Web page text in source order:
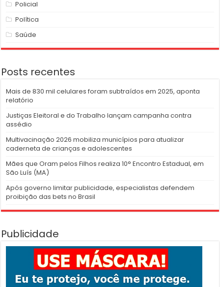
Policial
Política
Saúde
Posts recentes
Mais de 830 mil celulares foram subtraídos em 2025, aponta
relatório
Justiças Eleitoral e do Trabalho lançam campanha contra
assédio
Multivacinação 2026 mobiliza municípios para atualizar
caderneta de crianças e adolescentes
Mães que Oram pelos Filhos realiza 10° Encontro Estadual, em
São Luís (MA)
Após governo limitar publicidade, especialistas defendem
proibição das bets no Brasil
Publicidade